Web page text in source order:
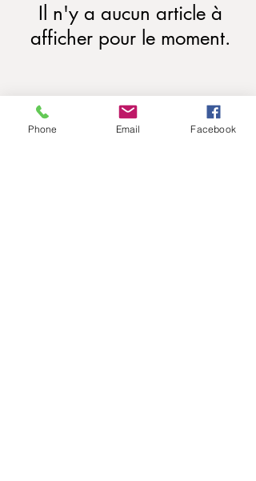
Il n'y a aucun article à
afficher pour le moment.
Phone Email Facebook